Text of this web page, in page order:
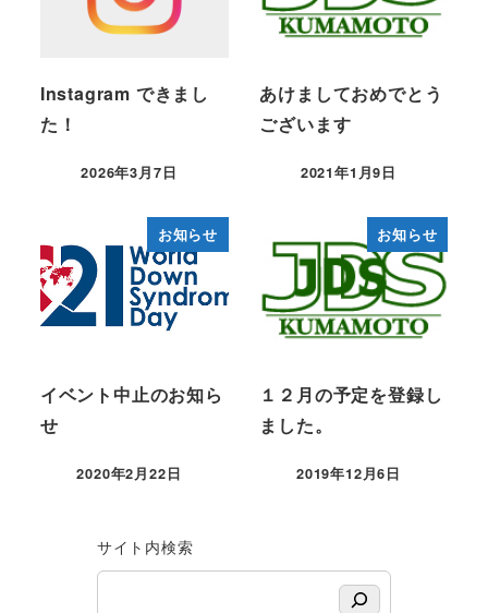
Instagram できまし
た！
投稿日
2026年3月7日
あけましておめでとう
ございます
投稿日
2021年1月9日
お知らせ
イベント中止のお知ら
せ
投稿日
2020年2月22日
お知らせ
１２月の予定を登録し
ました。
投稿日
2019年12月6日
サイト内検索